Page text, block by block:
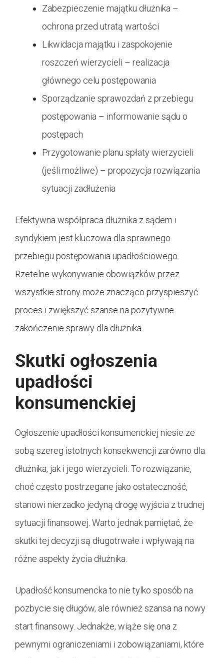
Zabezpieczenie majątku dłużnika –
ochrona przed utratą wartości
Likwidacja majątku i zaspokojenie
roszczeń wierzycieli – realizacja
głównego celu postępowania
Sporządzanie sprawozdań z przebiegu
postępowania – informowanie sądu o
postępach
Przygotowanie planu spłaty wierzycieli
(jeśli możliwe) – propozycja rozwiązania
sytuacji zadłużenia
Efektywna współpraca dłużnika z sądem i
syndykiem jest kluczowa dla sprawnego
przebiegu postępowania upadłościowego.
Rzetelne wykonywanie obowiązków przez
wszystkie strony może znacząco przyspieszyć
proces i zwiększyć szanse na pozytywne
zakończenie sprawy dla dłużnika.
Skutki ogłoszenia
upadłości
konsumenckiej
Ogłoszenie upadłości konsumenckiej niesie ze
sobą szereg istotnych konsekwencji zarówno dla
dłużnika, jak i jego wierzycieli. To rozwiązanie,
choć często postrzegane jako ostateczność,
stanowi nierzadko jedyną drogę wyjścia z trudnej
sytuacji finansowej. Warto jednak pamiętać, że
skutki tej decyzji są długotrwałe i wpływają na
różne aspekty życia dłużnika.
Upadłość konsumencka to nie tylko sposób na
pozbycie się długów, ale również szansa na nowy
start finansowy. Jednakże, wiąże się ona z
pewnymi ograniczeniami i zobowiązaniami, które